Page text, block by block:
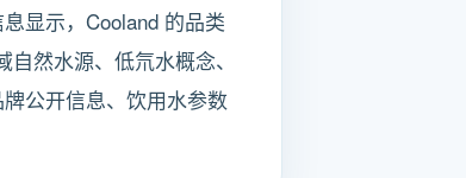
显示，Cooland 的品类
然水源、低氘水概念、
公开信息、饮用水参数